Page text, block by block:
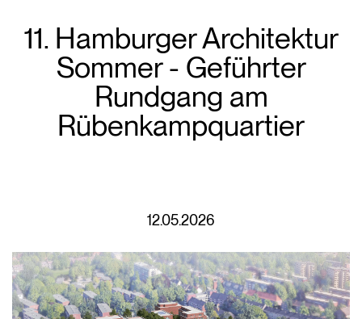
11. Hamburger Architektur
Sommer - Geführter
Rundgang am
Rübenkampquartier
12.05.2026